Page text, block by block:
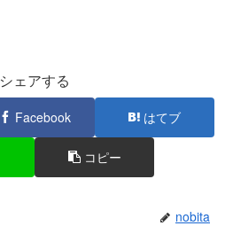
シェアする
Facebook はてブ
コピー
nobita